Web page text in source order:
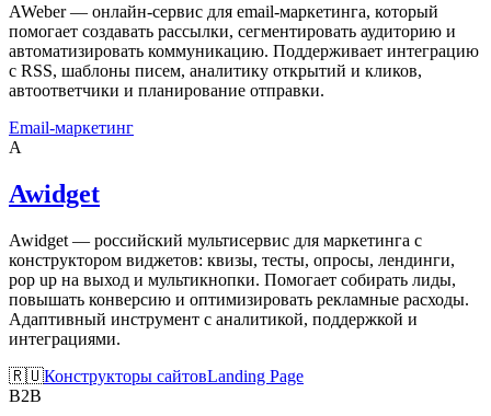
AWeber — онлайн-сервис для email-маркетинга, который
помогает создавать рассылки, сегментировать аудиторию и
автоматизировать коммуникацию. Поддерживает интеграцию
с RSS, шаблоны писем, аналитику открытий и кликов,
автоответчики и планирование отправки.
Email-маркетинг
A
Awidget
Awidget — российский мультисервис для маркетинга с
конструктором виджетов: квизы, тесты, опросы, лендинги,
pop up на выход и мультикнопки. Помогает собирать лиды,
повышать конверсию и оптимизировать рекламные расходы.
Адаптивный инструмент с аналитикой, поддержкой и
интеграциями.
🇷🇺Конструкторы сайтовLanding Page
B2B